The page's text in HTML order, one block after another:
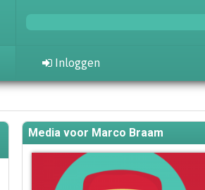
Inloggen
Media voor Marco Braam